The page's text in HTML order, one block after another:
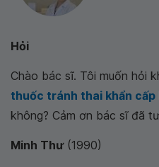
Hỏi
Chào bác sĩ. Tôi muốn hỏi
thuốc tránh thai khẩn cấp
không? Cảm ơn bác sĩ đã
Minh Thư(1990)